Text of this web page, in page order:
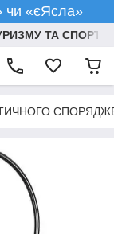
чи «єЯсла»
ТА СПОРТУ